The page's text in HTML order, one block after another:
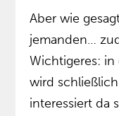
Aber wie
jemanden…
Wichtigeres:
wird
interessiert da